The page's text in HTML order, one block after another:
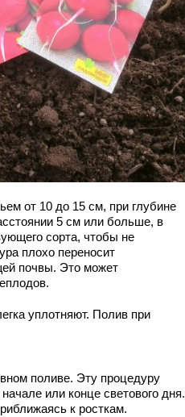
от 10 до 15 см, при глубине
5 см или больше, в
сорта, чтобы не
плохо переносит
почвы. Это может
уплотняют. Полив при
поливе. Эту процедуру
или конце светового дня.
к росткам.